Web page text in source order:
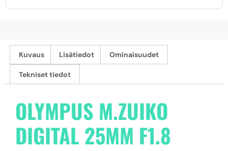
Kuvaus Lisätiedot Ominaisuudet
Tekniset tiedot
OLYMPUS M.ZUIKO
DIGITAL 25MM F1.8